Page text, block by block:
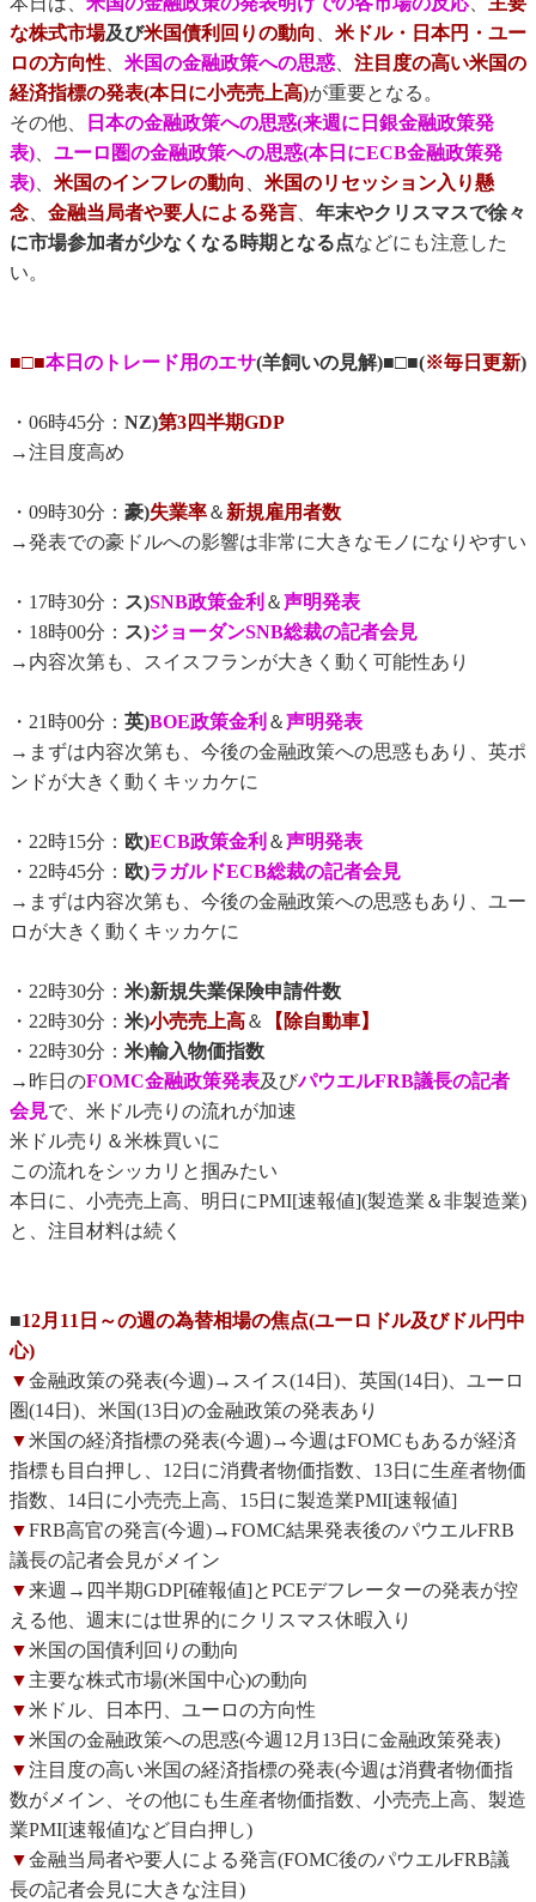
な株式市場及び米国債利回りの動向 、 米ドル・日本円・ユー
ロの方向性、 米国の金融政策への思惑、 注目度の高い米国の
経済指標の発表(本日に小売売上高)が重要となる。
その他、
日本の金融政策への思惑(来週に日銀金融政策発
表)、 ユーロ圏の金融政策への思惑(本日にECB金融政策発
表)、 米国のインフレの動向 、 米国のリセッション入り懸
念、 金融当局者や要人による発言、 年末やクリスマスで徐々
に市場参加者が少なくなる時期となる点などにも注意した
い。
■□■本日のトレード用のエサ(羊飼いの見解)■□■(※毎日更新)
・06時45分： NZ)第3四半期GDP
→注目度高め
・09時30分： 豪)失業率＆新規雇用者数
→発表での豪ドルへの影響は非常に大きなモノになりやすい
・17時30分： ス)SNB政策金利 ＆声明発表
・18時00分： ス)ジョーダンSNB総裁の記者会見
→内容次第も、スイスフランが大きく動く可能性あり
・21時00分： 英)BOE政策金利 ＆声明発表
→まずは内容次第も、今後の金融政策への思惑もあり、英ポ
ンドが大きく動くキッカケに
・22時15分： 欧)ECB政策金利 ＆声明発表
・22時45分： 欧)ラガルドECB総裁の記者会見
→まずは内容次第も、今後の金融政策への思惑もあり、ユー
ロが大きく動くキッカケに
・22時30分： 米)新規失業保険申請件数
・22時30分： 米)小売売上高＆
【除自動車】
・22時30分： 米)輸入物価指数
→昨日のFOMC金融政策発表及びパウエルFRB議長の記者
会見で、米ドル売りの流れが加速
米ドル売り＆米株買いに
この流れをシッカリと掴みたい
本日に、小売売上高、明日にPMI[速報値](製造業＆非製造業)
と、注目材料は続く
■12月11日～の週の為替相場の焦点(ユーロドル及びドル円中
心)
▼金融政策の発表(今週)→スイス(14日)、英国(14日)、ユーロ
圏(14日)、米国(13日)の金融政策の発表あり
▼米国の経済指標の発表(今週)→今週はFOMCもあるが経済
指標も目白押し、12日に消費者物価指数、13日に生産者物価
指数、14日に小売売上高、15日に製造業PMI[速報値]
▼FRB高官の発言(今週)→FOMC結果発表後のパウエルFRB
議長の記者会見がメイン
▼来週→四半期GDP[確報値]とPCEデフレーターの発表が控
える他、週末には世界的にクリスマス休暇入り
▼米国の国債利回りの動向
▼ 主要な株式市場(米国中心)の動向
▼米ドル、日本円、ユーロの方向性
▼米国の金融政策への思惑(今週12月13日に金融政策発表)
▼注目度の高い米国の経済指標の発表(今週は消費者物価指
数がメイン、その他にも生産者物価指数、小売売上高、製造
業PMI[速報値]など目白押し)
▼金融当局者や要人による発言(FOMC後のパウエルFRB議
長の記者会見に大きな注目)